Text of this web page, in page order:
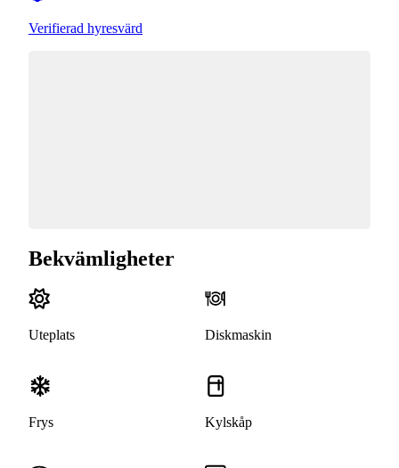
Verifierad hyresvärd
Bekvämligheter
Uteplats Diskmaskin
Frys Kylskåp